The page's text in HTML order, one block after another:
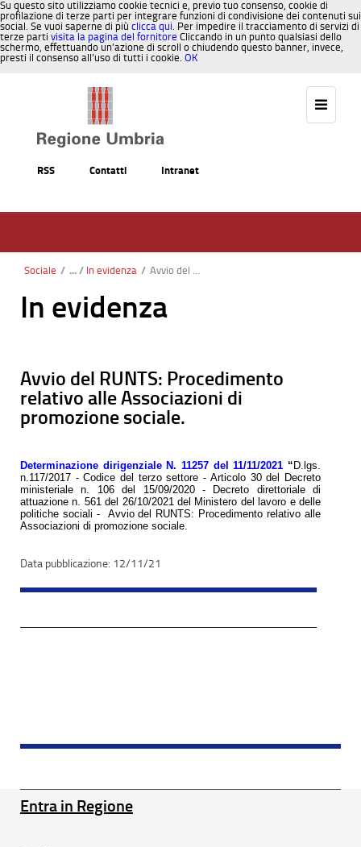
Su questo sito utilizziamo cookie tecnici e, previo tuo consenso, cookie di
profilazione di terze parti per integrare funzioni di condivisione dei contenuti sui
social. Se vuoi saperne di più clicca qui. Per impedire il tracciamento di servizi di
terze parti visita la pagina del fornitore Cliccando in un punto qualsiasi dello
schermo, effettuando un’azione di scroll o chiudendo questo banner, invece,
presti il consenso all’uso di tutti i cookie. OK
RSS Contatti Intranet
Sociale / In evidenza / Avvio del RUNTS: Procedimento relativo alle Associazioni di promozione sociale.
In evidenza
Avvio del RUNTS: Procedimento
relativo alle Associazioni di
promozione sociale.
Determinazione dirigenziale N. 11257 del 11/11/2021 “D.lgs.
n.117/2017 - Codice del terzo settore - Articolo 30 del Decreto
ministeriale n. 106 del 15/09/2020 - Decreto direttoriale di
attuazione n. 561 del 26/10/2021 del Ministero del lavoro e delle
politiche sociali - Avvio del RUNTS: Procedimento relativo alle
Associazioni di promozione sociale.
12/11/21
Entra in Regione